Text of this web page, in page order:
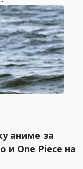
аниме за
и One Piece на